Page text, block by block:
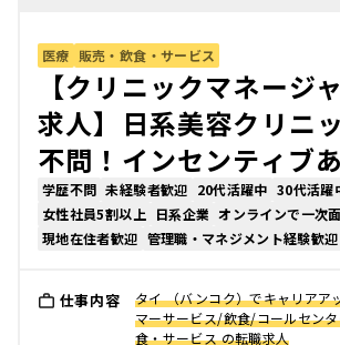
医療 販売・飲食・サービス
【クリニックマネージ
求人】日系美容クリニ
不問！インセンティブあ
学歴不問 未経験者歓迎 20代活躍中 30代活躍
女性社員5割以上
日系企業 オンラインで一次
現地在住者歓迎 管理職・マネジメント経験歓迎
仕事内容
タイ （バンコク）でキャリアア
マーサービス/飲食/コールセン
食・サービス の転職求人